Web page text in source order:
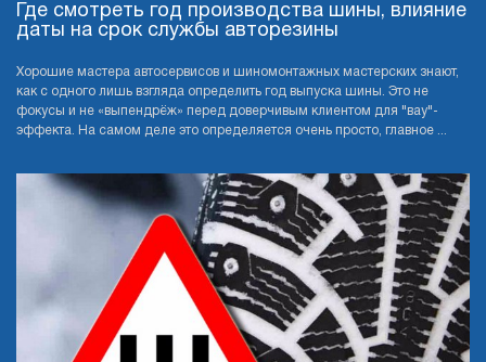
Где смотреть год производства шины, влияние
даты на срок службы авторезины
Хорошие мастера автосервисов и шиномонтажных мастерских знают,
как с одного лишь взгляда определить год выпуска шины. Это не
фокусы и не «выпендрёж» перед доверчивым клиентом для "вау"-
эффекта. На самом деле это определяется очень просто, главное ...